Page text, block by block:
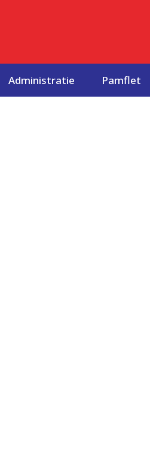
Administratie Pamflet